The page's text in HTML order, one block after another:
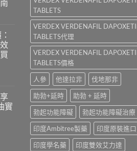
實
TABLETS
VERDEX VERDENAFIL
TABLETS代理
VERDEX VERDENAFIL
TABLETS價格
人參
他達拉非
伐地那非
助勃+延時
助勃 + 延時
勃起功能障礙
勃起功能障礙治療
印度Ambitree製藥
印度原裝進口
印度學名藥
印度雙效艾力達